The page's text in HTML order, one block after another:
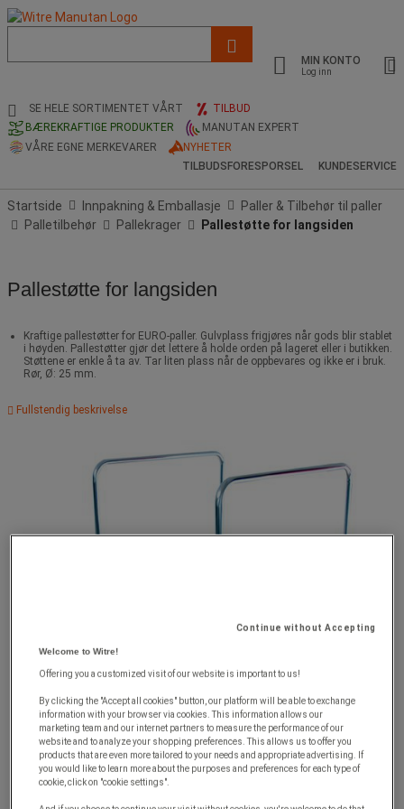
og
søkehistorikk
MIN KONTO
Log inn
SE HELE SORTIMENTET VÅRT
TILBUD
BÆREKRAFTIGE PRODUKTER
MANUTAN EXPERT
VÅRE EGNE MERKEVARER
NYHETER
TILBUDSFORESPORSEL
KUNDESERVICE
Startside Innpakning & Emballasje
Paller & Tilbehør til paller
Palletilbehør
Pallekrager Pallestøtte for langsiden
Pallestøtte for langsiden
Kraftige pallestøtter for EURO-paller. Gulvplass frigjøres når gods blir stablet
i høyden. Pallestøtter gjør det lettere å holde orden på lageret eller i butikken.
Støttene er enkle å ta av. Tar liten plass når de oppbevares og ikke er i bruk.
Rør, Ø: 25 mm.
Fullstendig beskrivelse
Continue without Accepting
Welcome to Witre!
Offering you a customized visit of our website is important to us!
By clicking the "Accept all cookies" button, our platform will be able to exchange
information with your browser via cookies. This information allows our
marketing team and our internet partners to measure the performance of our
website and to analyze your shopping preferences. This allows us to offer you
products that are even more tailored to your needs and appropriate advertising. If
you would like to learn more about the purposes and preferences for each type of
cookie, click on "cookie settings".